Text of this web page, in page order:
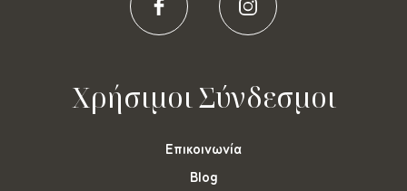
Χρήσιμοι Σύνδεσμοι
Επικοινωνία
Blog